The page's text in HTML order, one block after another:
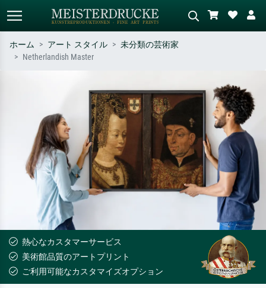
– 例：モネ、星月夜、印象派、北
斎の波、ヌード。
シーンを説明してください – 例：
緑の草原、赤の多い抽象画、暗い
油絵、木のそばの立ち姿のヌー
ド。
ホーム アート スタイル
未分類の芸術家
Netherlandish Master
熱心なカスタマーサービス
美術館品質のアートプリント
ご利用可能なカスタマイズオプション